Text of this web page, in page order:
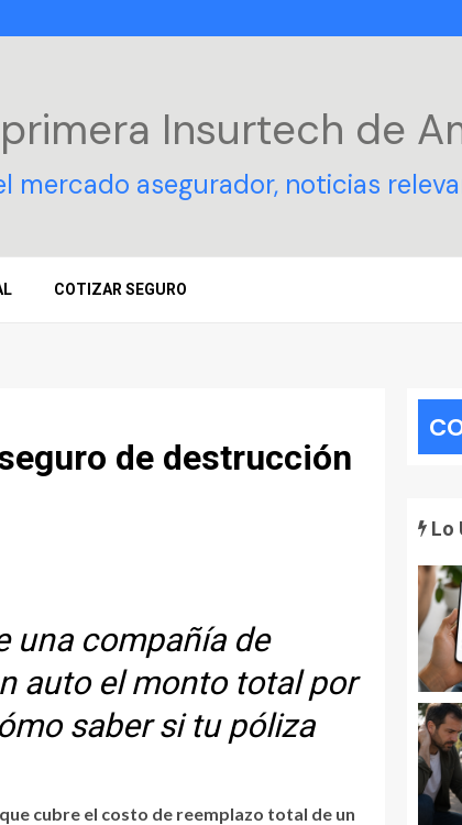
Insurtech de
mercado asegurador, noticias
COTIZAR SEGURO
de destrucción
una compañía de
auto el monto total por
saber si tu póliza
que cubre el costo de reemplazo total de un
Lo